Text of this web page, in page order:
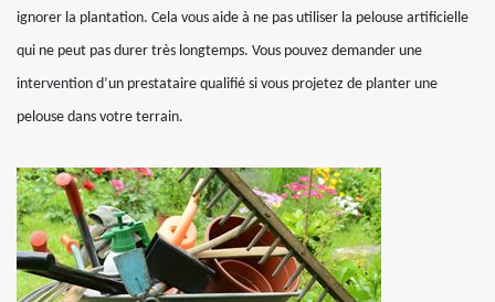
ignorer la plantation. Cela vous aide à ne pas utiliser la pelouse artificielle
qui ne peut pas durer très longtemps. Vous pouvez demander une
intervention d’un prestataire qualifié si vous projetez de planter une
pelouse dans votre terrain.